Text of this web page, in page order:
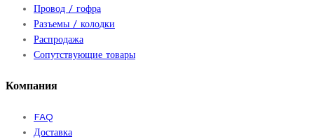
можно
выбрать
на
странице
Провод / гофра
Разъемы / колодки
Распродажа
Сопутствующие товары
Компания
FAQ
Доставка